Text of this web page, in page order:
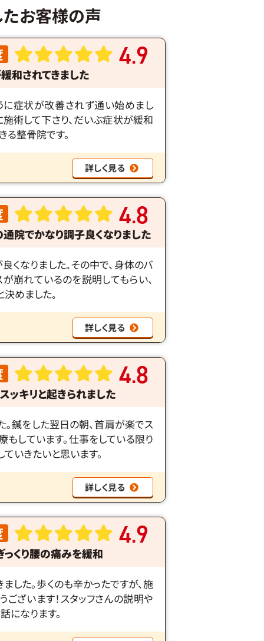
お客様の声
4.9
和されてきました
に症状が改善されず通い始めまし
術して下さり、だいぶ症状が緩和
る整骨院です。
詳しく見る
4.8
院でかなり調子良くなりました
くなりました｡その中で、身体のバ
崩れているのを説明してもらい、
決めました｡
詳しく見る
4.8
ッキリと起きられました
鍼をした翌日の朝、首肩が楽でス
しています。仕事をしている限り
いきたいと思います。
詳しく見る
4.9
くり腰の痛みを緩和
した。歩くのも辛かったですが、施
ございます！スタッフさんの説明や
になります。